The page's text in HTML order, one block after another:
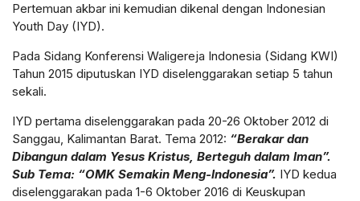
Pertemuan akbar ini kemudian dikenal dengan Indonesian
Youth Day (IYD).
Pada Sidang Konferensi Waligereja Indonesia (Sidang KWI)
Tahun 2015 diputuskan IYD diselenggarakan setiap 5 tahun
sekali.
IYD pertama diselenggarakan pada 20-26 Oktober 2012 di
Sanggau, Kalimantan Barat. Tema 2012: “Berakar dan
Dibangun dalam Yesus Kristus, Berteguh dalam Iman”.
Sub Tema: “OMK Semakin Meng-Indonesia”. IYD kedua
diselenggarakan pada 1-6 Oktober 2016 di Keuskupan